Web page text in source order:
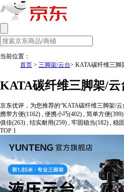
当前位置：
首页 > 三脚架/云台> KATA碳纤维三脚
KATA碳纤维三脚架/云
京东优评，为您推荐的“KATA碳纤维三脚架/
携带方便(1162) , 便携小巧(402) , 简单方便
俱佳(263) , 结实耐用(259) , 牢固稳当(182) , 稳
TOP 1